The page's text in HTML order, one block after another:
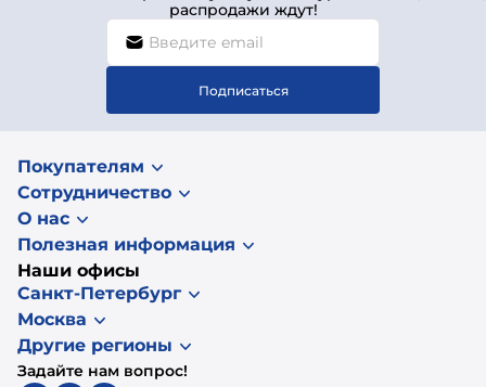
распродажи ждут!
Подписаться
Покупателям
Сотрудничество
О нас
Полезная информация
Наши офисы
Санкт-Петербург
Москва
Другие регионы
Задайте нам вопрос!